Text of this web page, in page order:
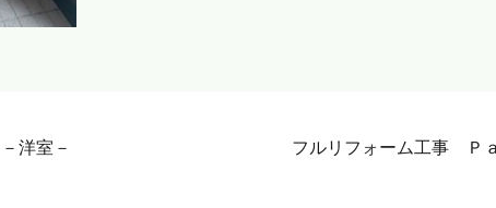
洋室－ フルリフォーム工事 Ｐ